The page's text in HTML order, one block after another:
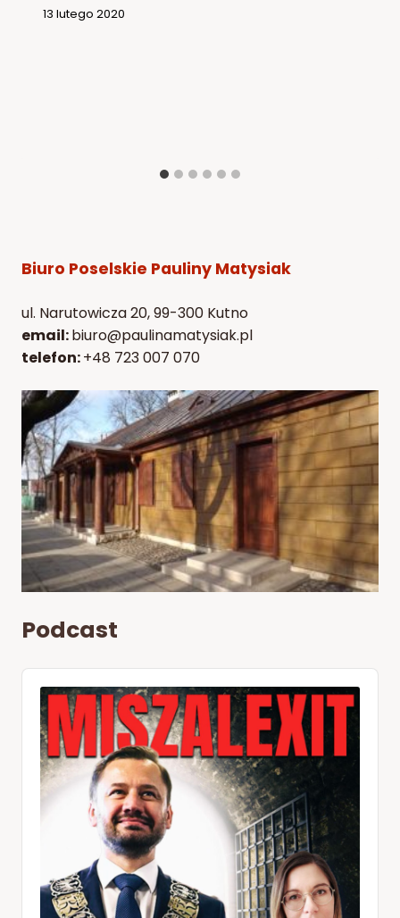
13 lutego 2020
Biuro Poselskie Pauliny Matysiak
ul. Narutowicza 20, 99-300 Kutno
email:biuro@paulinamatysiak.pl
telefon:+48 723 007 070
Podcast
Audio
Player